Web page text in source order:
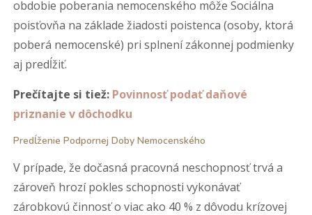
obdobie poberania nemocenského môže Sociálna
poisťovňa na základe žiadosti poistenca (osoby, ktorá
poberá nemocenské) pri splnení zákonnej podmienky
aj predĺžiť.
Prečítajte si tiež: Povinnosť podať daňové
priznanie v dôchodku
Predĺženie Podpornej Doby Nemocenského
V prípade, že dočasná pracovná neschopnosť trvá a
zároveň hrozí pokles schopnosti vykonávať
zárobkovú činnosť o viac ako 40 % z dôvodu krízovej